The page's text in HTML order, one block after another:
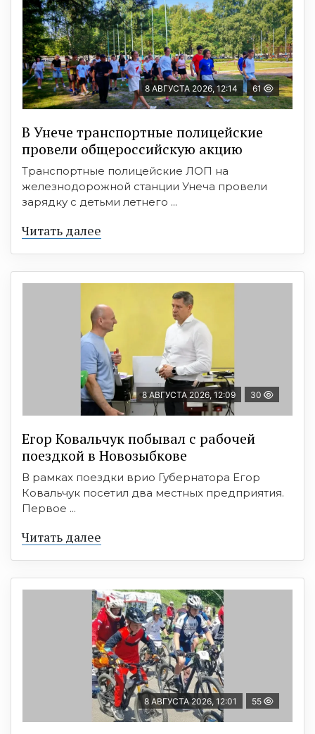
8 АВГУСТА 2026, 12:14 61
В Унече транспортные полицейские
провели общероссийскую акцию
Транспортные полицейские ЛОП на
железнодорожной станции Унеча провели
зарядку с детьми летнего ...
Читать далее
8 АВГУСТА 2026, 12:09 30
Егор Ковальчук побывал с рабочей
поездкой в Новозыбкове
В рамках поездки врио Губернатора Егор
Ковальчук посетил два местных предприятия.
Первое ...
Читать далее
8 АВГУСТА 2026, 12:01 55